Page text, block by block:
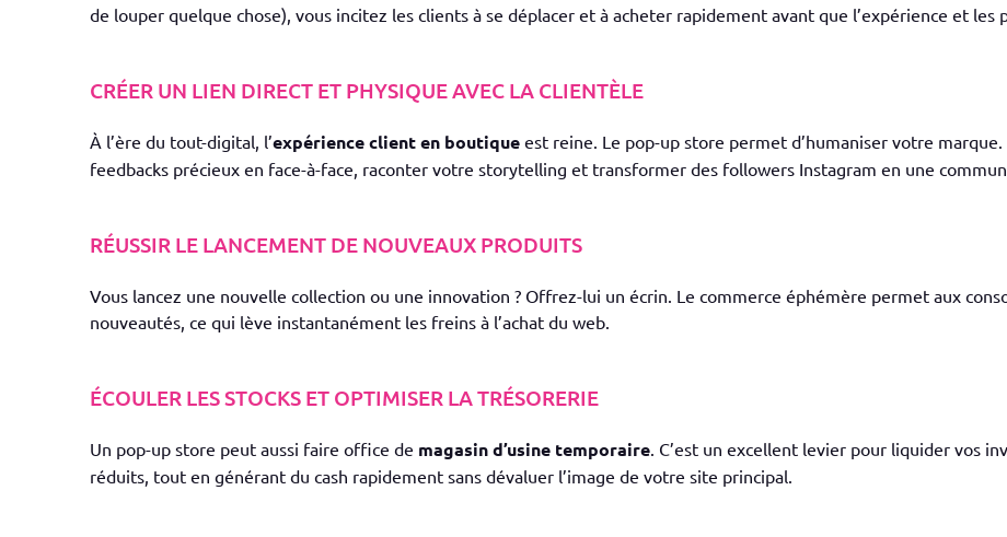
de louper quelque chose), vous incitez les clients à se déplacer et à acheter rapidement avant que l’expérience et les
CRÉER UN LIEN DIRECT ET PHYSIQUE AVEC LA CLIENTÈLE
À l’ère du tout-digital, l’expérience client en boutique est reine. Le pop-up store permet d’humaniser votre
feedbacks précieux en face-à-face, raconter votre storytelling et transformer des followers Instagram en une
RÉUSSIR LE LANCEMENT DE NOUVEAUX PRODUITS
Vous lancez une nouvelle collection ou une innovation ? Offrez-lui un écrin. Le commerce éphémère permet aux
nouveautés, ce qui lève instantanément les freins à l’achat du web.
ÉCOULER LES STOCKS ET OPTIMISER LA TRÉSORERIE
Un pop-up store peut aussi faire office de magasin d’usine temporaire. C’est un excellent levier pour liquider vos
réduits, tout en générant du cash rapidement sans dévaluer l’image de votre site principal.